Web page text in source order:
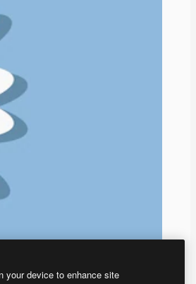
your device to enhance site